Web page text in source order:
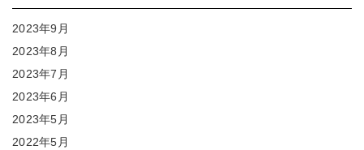
2023年9月
2023年8月
2023年7月
2023年6月
2023年5月
2022年5月